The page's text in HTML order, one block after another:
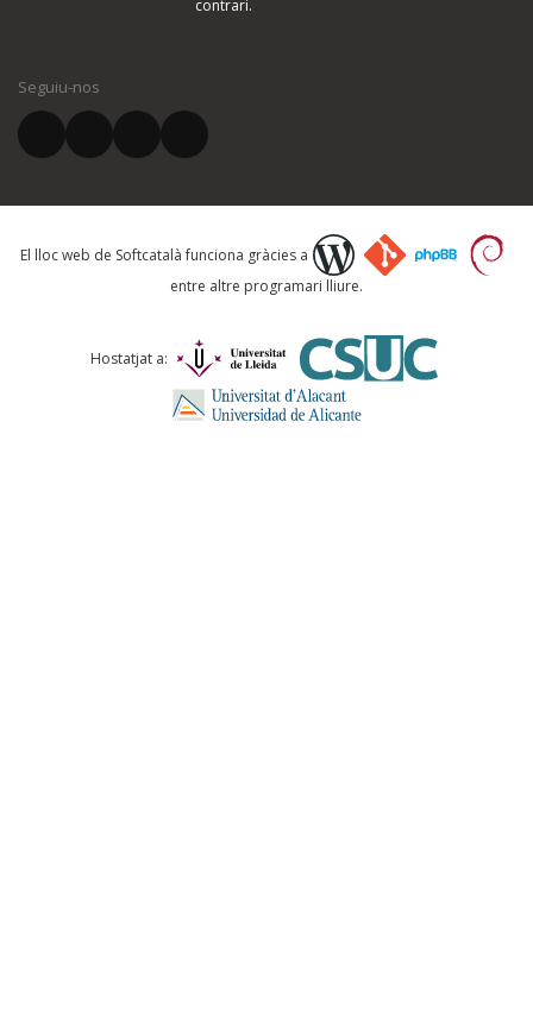
El vostre correu electrònic *
Què proposeu?
Comentari *
contrari.
Seguiu-nos
El lloc web de Softcatalà funciona gràcies a
entre altre programari lliure.
Hostatjat a: